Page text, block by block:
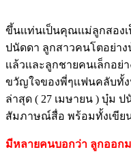
ขึ้นเเท่นเป็นคุณเเม่ลูกสอง
ปนัดดา ลูกสาวคนโตอย่าง
เเล้วเเละลูกชายคนเล็กอ
ขวัญใจของพี่ๆเเฟนคลับทั้ง
ล่าสุด ( 27 เมษายน ) บุ๋ม
สัมภาษณ์สื่อ พร้อมทั้งเขีย
มีหลายคนบอกว่า ลูกออก